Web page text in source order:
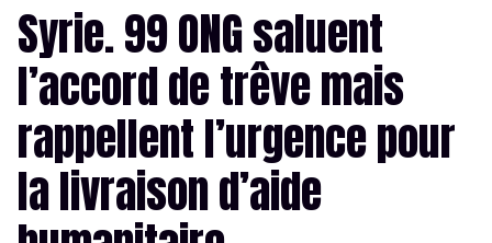
Syrie. 99 ONG saluent
l’accord de trêve mais
rappellent l’urgence pour
la livraison d’aide